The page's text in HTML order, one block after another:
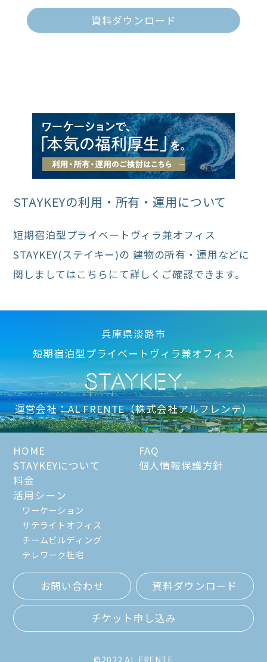
資料ダウンロード
STAYKEYの利用・所有・運用について
短期宿泊型プライベートヴィラ兼オフィス
STAYKEY(ステイキー)の 建物の所有・運用などに
関しましてはこちらにて詳しくご確認できます。
兵庫県淡路市
短期宿泊型プライベートヴィラ兼オフィス
運営会社：AL FRENTE（株式会社アルフレンテ）
HOME
STAYKEYについて
料金
活用シーン
ワーケーション
サテライトオフィス
チームビルディング
テレワーク社宅
FAQ
個人情報保護方針
お問い合わせ 資料ダウンロード
チケット申し込み